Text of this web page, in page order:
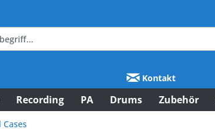
Kontakt
Recording PA Drums Zubehör